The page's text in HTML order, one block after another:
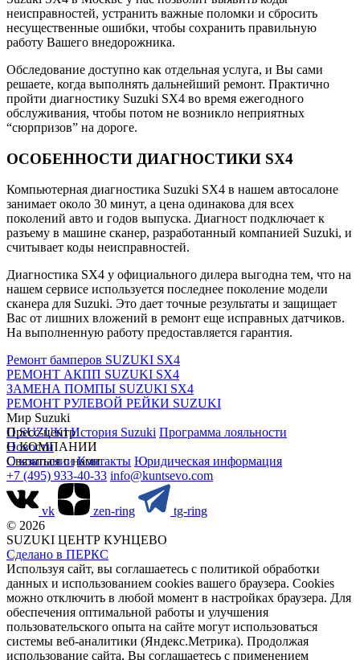
неисправностей, устранить важные поломки и сбросить
несущественные ошибки, чтобы сохранить правильную
работу Вашего внедорожника.
Обследование доступно как отдельная услуга, и Вы сами
решаете, когда выполнять дальнейший ремонт. Практично
пройти диагностику Suzuki SX4 во время ежегодного
обслуживания, чтобы потом не возникло неприятных
“сюрпризов” на дороге.
ОСОБЕННОСТИ ДИАГНОСТИКИ SX4
Компьютерная диагностика Suzuki SX4 в нашем автосалоне
занимает около 30 минут, а цена одинакова для всех
поколений авто и годов выпуска. Диагност подключает к
разъему в машине сканер, разработанный компанией Suzuki, и
считывает коды неисправностей.
Диагностика SX4 у официального дилера выгодна тем, что на
нашем сервисе используется последнее поколение модели
сканера для Suzuki. Это дает точные результаты и защищает
Вас от лишних вложений в ремонт еще исправных датчиков.
На выполненную работу предоставляется гарантия.
Ремонт бамперов SUZUKI SX4
РЕМОНТ АКПП SUZUKI SX4
ЗАМЕНА ПОМПЫ SUZUKI SX4
РЕМОНТ РУЛЕВОЙ РЕЙКИ SUZUKI
Мир Suzuki
О SUZUKI История Suzuki Программа лояльности
Пресс-центр
Новости
О КОМПАНИИ
О компании Контакты Юридическая информация
Связаться с нами
+7 (495) 933-40-33 info@kuntsevo.com
vk zen-ring
tg-ring
© 2026
SUZUKI ЦЕНТР КУНЦЕВО
Сделано в ПЕРКС
Используя сайт, вы соглашаетесь с политикой обработки
данных и использованием cookies вашего браузера. Cookies
можно отключить в любой момент в настройках браузера. Для
обеспечения оптимальной работы и улучшения
пользовательского опыта на сайте могут использоваться
системы веб-аналитики (Яндекс.Метрика). Продолжая
использование сайта, Вы соглашаетесь с применением